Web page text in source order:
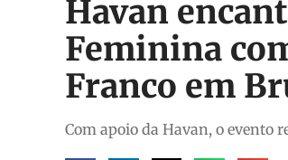
Havan
Feminina
Franco em
Com apoio da Havan, o evento